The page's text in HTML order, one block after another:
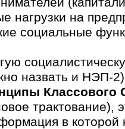
нагрузки на
социальные
назвать и НЭП-
Классового
трактование),
в которой